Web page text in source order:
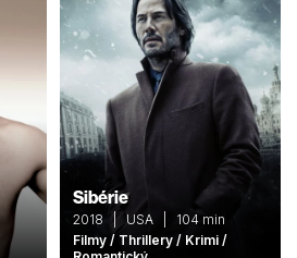
Sibérie
2018 | USA | 104 min
Filmy / Thrillery / Krimi /